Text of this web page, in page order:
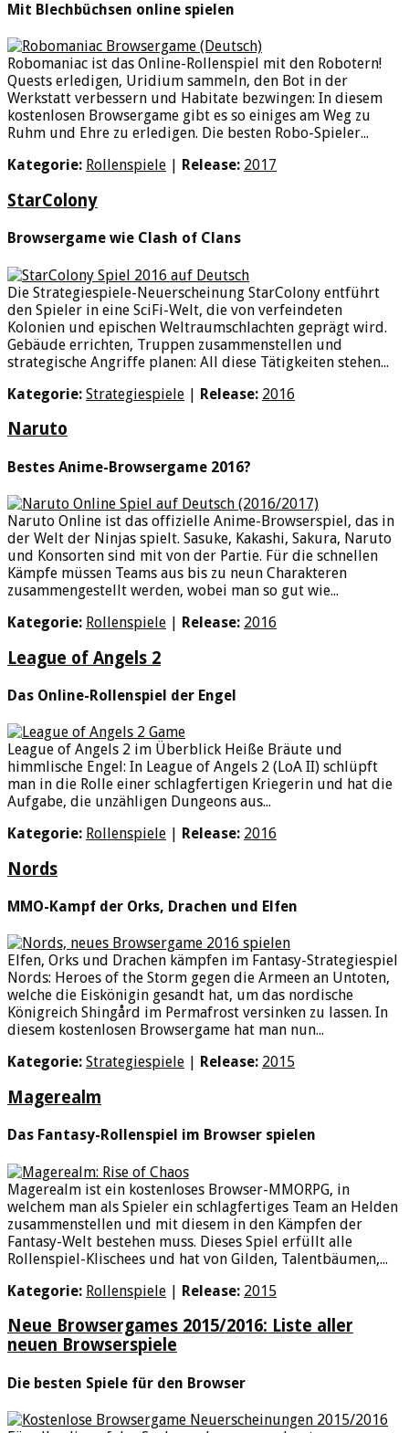
Mit Blechbüchsen online spielen
Robomaniac ist das Online-Rollenspiel mit den Robotern!
Quests erledigen, Uridium sammeln, den Bot in der
Werkstatt verbessern und Habitate bezwingen: In diesem
kostenlosen Browsergame gibt es so einiges am Weg zu
Ruhm und Ehre zu erledigen. Die besten Robo-Spieler...
Kategorie: Rollenspiele Release: 2017
StarColony
Browsergame wie Clash of Clans
Die Strategiespiele-Neuerscheinung StarColony entführt
den Spieler in eine SciFi-Welt, die von verfeindeten
Kolonien und epischen Weltraumschlachten geprägt wird.
Gebäude errichten, Truppen zusammenstellen und
strategische Angriffe planen: All diese Tätigkeiten stehen...
Kategorie: Strategiespiele | Release: 2016
Naruto
Bestes Anime-Browsergame 2016?
Naruto Online ist das offizielle Anime-Browserspiel, das in
der Welt der Ninjas spielt. Sasuke, Kakashi, Sakura, Naruto
und Konsorten sind mit von der Partie. Für die schnellen
Kämpfe müssen Teams aus bis zu neun Charakteren
zusammengestellt werden, wobei man so gut wie...
Kategorie: Rollenspiele | Release: 2016
League of Angels 2
Das Online-Rollenspiel der Engel
League of Angels 2 im Überblick Heiße Bräute und
himmlische Engel: In League of Angels 2 (LoA II) schlüpft
man in die Rolle einer schlagfertigen Kriegerin und hat die
Aufgabe, die unzähligen Dungeons aus...
Kategorie: Rollenspiele Release: 2016
Nords
MMO-Kampf der Orks, Drachen und Elfen
Elfen, Orks und Drachen kämpfen im Fantasy-Strategiespiel
Nords: Heroes of the Storm gegen die Armeen an Untoten,
welche die Eiskönigin gesandt hat, um das nordische
Königreich Shingård im Permafrost versinken zu lassen. In
diesem kostenlosen Browsergame hat man nun...
Kategorie: Strategiespiele Release: 2015
Magerealm
Das Fantasy-Rollenspiel im Browser spielen
Magerealm ist ein kostenloses Browser-MMORPG, in
welchem man als Spieler ein schlagfertiges Team an Helden
zusammenstellen und mit diesem in den Kämpfen der
Fantasy-Welt bestehen muss. Dieses Spiel erfüllt alle
Rollenspiel-Klischees und hat von Gilden, Talentbäumen,...
Kategorie: Rollenspiele | Release: 2015
Neue Browsergames 2015/2016: Liste aller
neuen Browserspiele
Die besten Spiele für den Browser